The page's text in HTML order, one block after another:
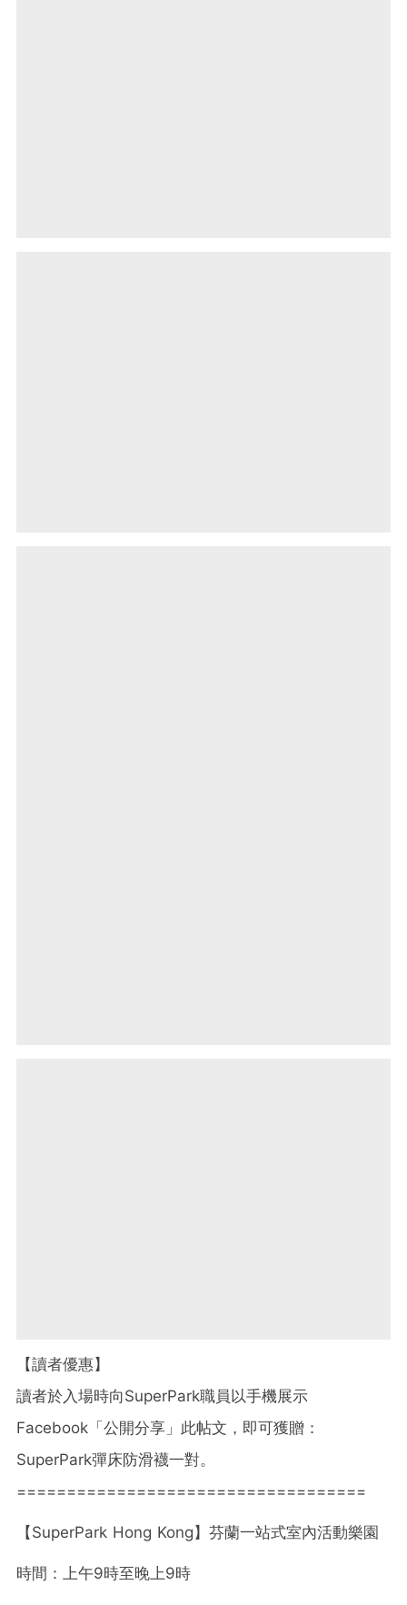
【讀者優惠】
讀者於入場時向SuperPark職員以手機展示
Facebook「公開分享」此帖文，即可獲贈：
SuperPark彈床防滑襪一對。
===================================
【SuperPark Hong Kong】芬蘭一站式室內活動樂園
時間：上午9時至晚上9時